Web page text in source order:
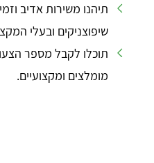
תיהנו משירות אדיב
שיפוצניקים ובעלי
תוכלו לקבל מספר
מומלצים ומקצועיים.